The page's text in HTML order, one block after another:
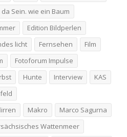
da Sein. wie ein Baum
Edition Bildperlen
licht
Fernsehen
Film
Fotoforum Impulse
Hunte Interview
KAS
Makro
Marco Sagurna
Wattenmeer